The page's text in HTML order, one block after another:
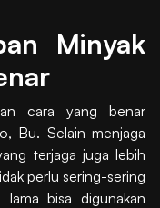
Minyak
cara yang benar
Bu. Selain menjaga
terjaga juga lebih
perlu sering-sering
bisa digunakan